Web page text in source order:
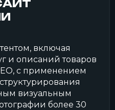
включая
и описаний товаров
с применением
визуальным
более 30